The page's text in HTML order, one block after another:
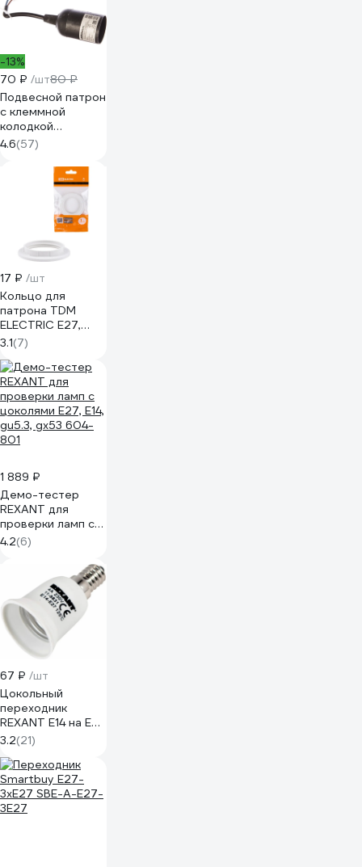
-13%
70 ₽ /шт80 ₽
Подвесной патрон
с клеммной
колодкой
UNIVersal Е27
термопластик 4А
250В черный 1352
4.6(57)
17 ₽ /шт
Кольцо для
патрона TDM
ELECTRIC Е27,
термостойкий
пластик, белый
SQ0335-0162
3.1(7)
1 889 ₽
Демо-тестер
REXANT для
проверки ламп с
цоколями Е27, Е14,
gu5.3, gx53 604-
4.2(6)
67 ₽ /шт
Цокольный
переходник
REXANT Е14 на Е27
11-8831
3.2(21)